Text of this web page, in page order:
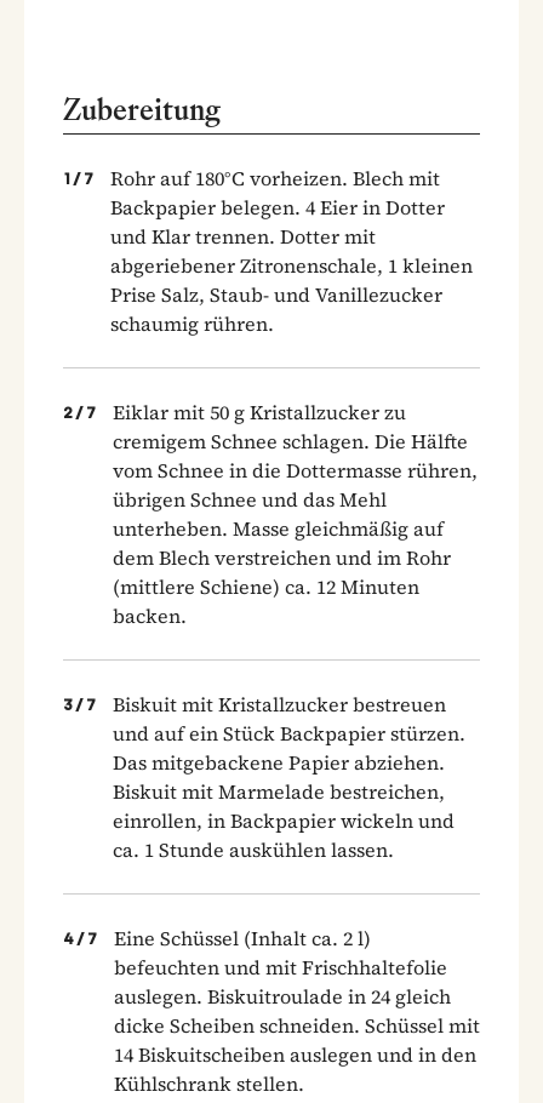
Zubereitung
1 / 7
Rohr auf 180°C vorheizen. Blech mit
Backpapier belegen. 4 Eier in Dotter
und Klar trennen. Dotter mit
abgeriebener Zitronenschale, 1 kleinen
Prise Salz, Staub- und Vanillezucker
schaumig rühren.
2 / 7
Eiklar mit 50 g Kristallzucker zu
cremigem Schnee schlagen. Die Hälfte
vom Schnee in die Dottermasse rühren,
übrigen Schnee und das Mehl
unterheben. Masse gleichmäßig auf
dem Blech verstreichen und im Rohr
(mittlere Schiene) ca. 12 Minuten
backen.
3 / 7
Biskuit mit Kristallzucker bestreuen
und auf ein Stück Backpapier stürzen.
Das mitgebackene Papier abziehen.
Biskuit mit Marmelade bestreichen,
einrollen, in Backpapier wickeln und
ca. 1 Stunde auskühlen lassen.
4 / 7
Eine Schüssel (Inhalt ca. 2 l)
befeuchten und mit Frischhaltefolie
auslegen. Biskuitroulade in 24 gleich
dicke Scheiben schneiden. Schüssel mit
14 Biskuitscheiben auslegen und in den
Kühlschrank stellen.